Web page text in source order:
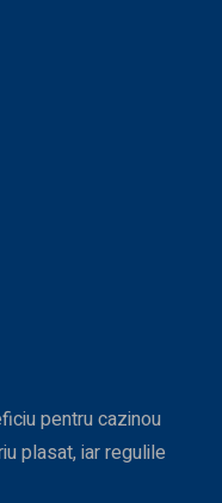
pentru cazinou
plasat, iar regulile